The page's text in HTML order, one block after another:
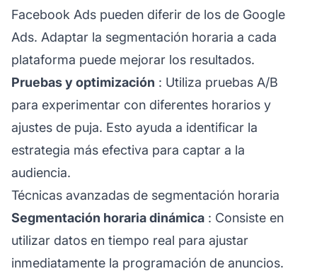
Facebook Ads pueden diferir de los de Google
Ads. Adaptar la segmentación horaria a cada
plataforma puede mejorar los resultados.
Pruebas y optimización : Utiliza pruebas A/B
para experimentar con diferentes horarios y
ajustes de puja. Esto ayuda a identificar la
estrategia más efectiva para captar a la
audiencia.
Técnicas avanzadas de segmentación horaria
Segmentación horaria dinámica : Consiste en
utilizar datos en tiempo real para ajustar
inmediatamente la programación de anuncios.